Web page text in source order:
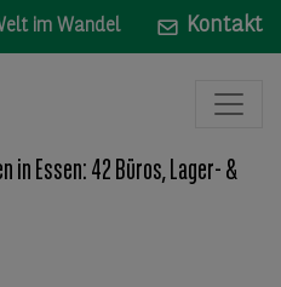
im Wandel Kontakt
in Essen: 42 Büros, Lager- &